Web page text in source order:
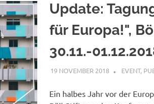
Update:
für Europa!",
30.11.-
19 NOVEMBER 2018 VGRASS
EVENT,
Ein halbes Jahr vor der